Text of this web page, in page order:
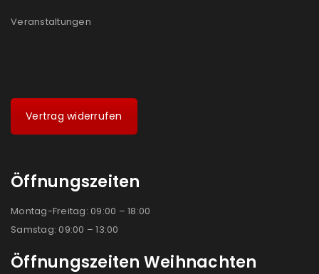
Veranstaltungen
Vertrag widerrufen
Öffnungszeiten
Montag-Freitag: 09:00 – 18:00
Samstag: 09:00 – 13:00
Öffnungszeiten Weihnachten